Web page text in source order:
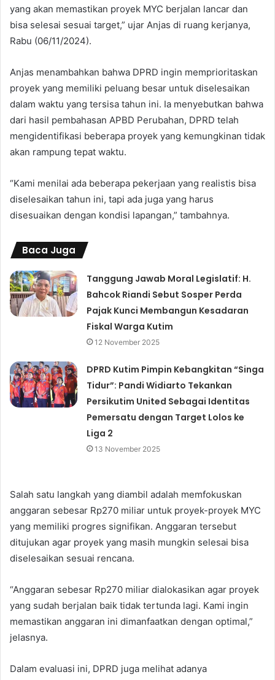
yang akan memastikan proyek MYC berjalan lancar dan
bisa selesai sesuai target,” ujar Anjas di ruang kerjanya,
Rabu (06/11/2024).
Anjas menambahkan bahwa DPRD ingin memprioritaskan
proyek yang memiliki peluang besar untuk diselesaikan
dalam waktu yang tersisa tahun ini. Ia menyebutkan bahwa
dari hasil pembahasan APBD Perubahan, DPRD telah
mengidentifikasi beberapa proyek yang kemungkinan tidak
akan rampung tepat waktu.
“Kami menilai ada beberapa pekerjaan yang realistis bisa
diselesaikan tahun ini, tapi ada juga yang harus
disesuaikan dengan kondisi lapangan,” tambahnya.
Baca Juga
Tanggung Jawab Moral Legislatif: H.
Bahcok Riandi Sebut Sosper Perda
Pajak Kunci Membangun Kesadaran
Fiskal Warga Kutim
12 November 2025
DPRD Kutim Pimpin Kebangkitan “Singa
Tidur”: Pandi Widiarto Tekankan
Persikutim United Sebagai Identitas
Pemersatu dengan Target Lolos ke
Liga 2
13 November 2025
Salah satu langkah yang diambil adalah memfokuskan
anggaran sebesar Rp270 miliar untuk proyek-proyek MYC
yang memiliki progres signifikan. Anggaran tersebut
ditujukan agar proyek yang masih mungkin selesai bisa
diselesaikan sesuai rencana.
“Anggaran sebesar Rp270 miliar dialokasikan agar proyek
yang sudah berjalan baik tidak tertunda lagi. Kami ingin
memastikan anggaran ini dimanfaatkan dengan optimal,”
jelasnya.
Dalam evaluasi ini, DPRD juga melihat adanya